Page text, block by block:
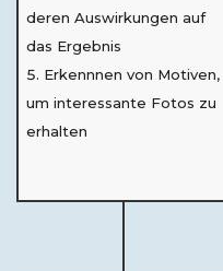
deren Auswirkungen auf
das Ergebnis
Erkennnen von Motiven,
um interessante Fotos zu
erhalten